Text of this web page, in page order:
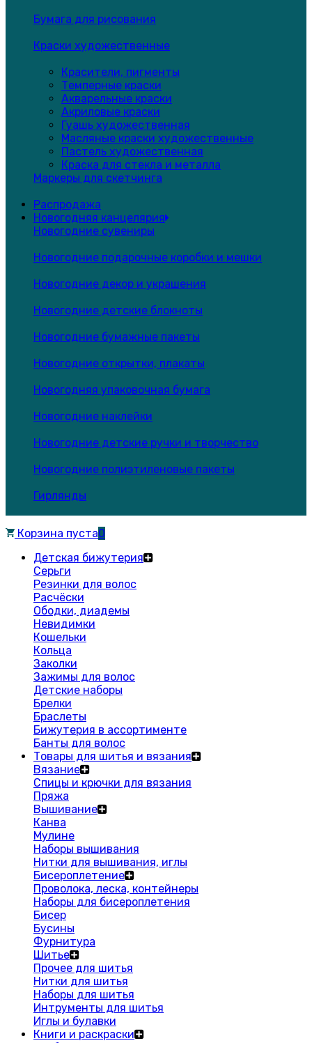
Бумага для рисования
Краски художественные
Красители, пигменты
Темперные краски
Акварельные краски
Акриловые краски
Гуашь художественная
Масляные краски художественные
Пастель художественная
Краска для стекла и металла
Маркеры для скетчинга
Распродажа
Новогодняя канцелярия
Новогодние сувениры
Новогодние подарочные коробки и мешки
Новогодние декор и украшения
Новогодние детские блокноты
Новогодние бумажные пакеты
Новогодние открытки, плакаты
Новогодняя упаковочная бумага
Новогодние наклейки
Новогодние детские ручки и творчество
Новогодние полиэтиленовые пакеты
Гирлянды
Корзина пуста0
Детская бижутерия
Серьги
Резинки для волос
Расчёски
Ободки, диадемы
Невидимки
Кошельки
Кольца
Заколки
Зажимы для волос
Детские наборы
Брелки
Браслеты
Бижутерия в ассортименте
Банты для волос
Товары для шитья и вязания
Вязание
Спицы и крючки для вязания
Пряжа
Вышивание
Канва
Мулине
Наборы вышивания
Нитки для вышивания, иглы
Бисероплетение
Проволока, леска, контейнеры
Наборы для бисероплетения
Бисер
Бусины
Фурнитура
Шитье
Прочее для шитья
Нитки для шитья
Наборы для шитья
Интрументы для шитья
Иглы и булавки
Книги и раскраски